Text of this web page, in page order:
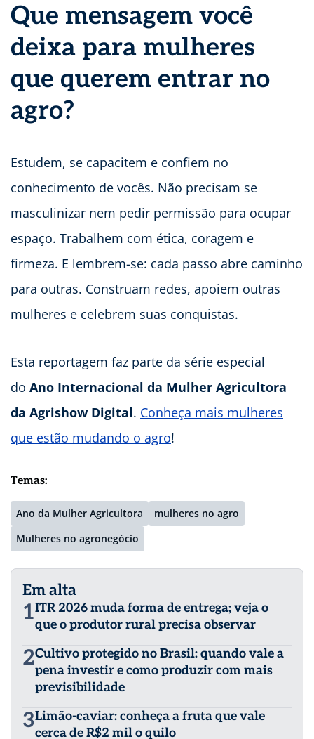
Que mensagem você
deixa para mulheres
que querem entrar no
agro?
Estudem, se capacitem e confiem no
conhecimento de vocês. Não precisam se
masculinizar nem pedir permissão para ocupar
espaço. Trabalhem com ética, coragem e
firmeza. E lembrem-se: cada passo abre caminho
para outras. Construam redes, apoiem outras
mulheres e celebrem suas conquistas.
Esta reportagem faz parte da série especial
do Ano Internacional da Mulher Agricultora
da Agrishow Digital. Conheça mais mulheres
que estão mudando o agro!
Temas:
Ano da Mulher Agricultora
mulheres no agro
Mulheres no agronegócio
Em alta
1ITR 2026 muda forma de entrega; veja o
que o produtor rural precisa observar
2Cultivo protegido no Brasil: quando vale a
pena investir e como produzir com mais
previsibilidade
3Limão-caviar: conheça a fruta que vale
cerca de R$2 mil o quilo